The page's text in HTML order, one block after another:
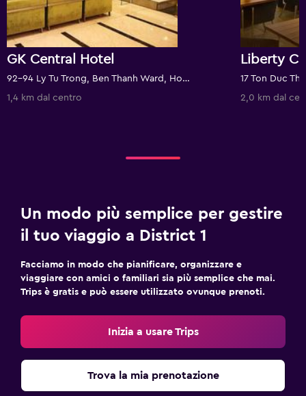
GK Central Hotel
92-94 Ly Tu Trong, Ben Thanh Ward, Ho Chi Minh, Vietnam
1,4 km dal centro
2,0 km dal
Un modo più semplice per gestire
il tuo viaggio a District 1
Facciamo in modo che pianificare, organizzare e
viaggiare con amici o familiari sia più semplice che mai.
Trips è gratis e può essere utilizzato ovunque prenoti.
Inizia a usare Trips
Trova la mia prenotazione